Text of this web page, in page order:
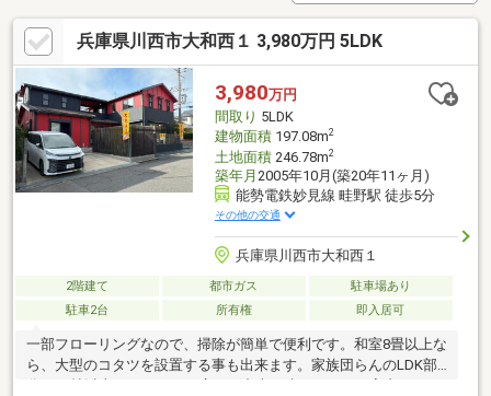
兵庫県川西市大和西１ 3,980万円 5LDK
3,980万円
間取り 5LDK
建物面積197.08m2
土地面積246.78m2
築年月 2005年10月(築20年11ヶ月)
能勢電鉄妙見線 畦野駅 徒歩5分
その他の交通
兵庫県川西市大和西１
2階建て 都市ガス
駐車場あり
駐車2台
所有権 即入居可
一部フローリングなので、掃除が簡単で便利です。和室8畳以上な
ら、大型のコタツを設置する事も出来ます。家族団らんのLDK部